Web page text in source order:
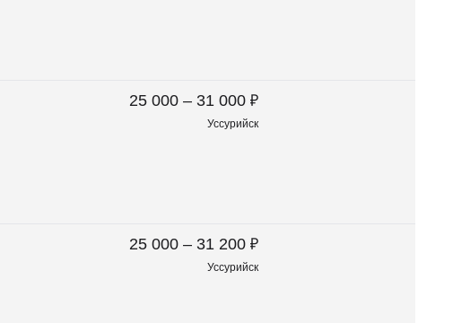
25 000 – 31 000 ₽
Уссурийск
25 000 – 31 200 ₽
Уссурийск